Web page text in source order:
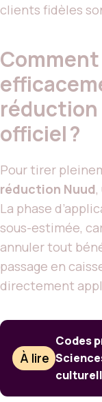
clients fidèles
réduction
officiel ?
Pour tirer
réduction Nuud
La phase
sous-estimée,
annuler tout
passage en
directement
À lire
Codes